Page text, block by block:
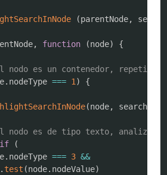
(parentNode, search
, function (node) {
es un contenedor, repetir la
. nodeType === 1) {
(node, search
es de tipo texto, analizar
if
(
. nodeType === 3 &&
. test (node. nodeValue)